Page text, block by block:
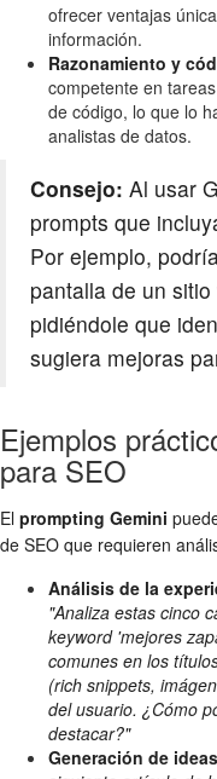
ofrecer ventajas
información.
Razonamiento y
competente en
de código, lo que lo
analistas de datos.
Consejo: Al usar
prompts que
Por ejemplo,
pantalla de un
pidiéndole que
sugiera mejoras
Ejemplos
para SEO
El prompting Gemini
de SEO que requieren
Análisis de la
"Analiza estas cinco
keyword 'mejores
comunes en los
(rich snippets,
del usuario. ¿Cómo
destacar?"
Generación de